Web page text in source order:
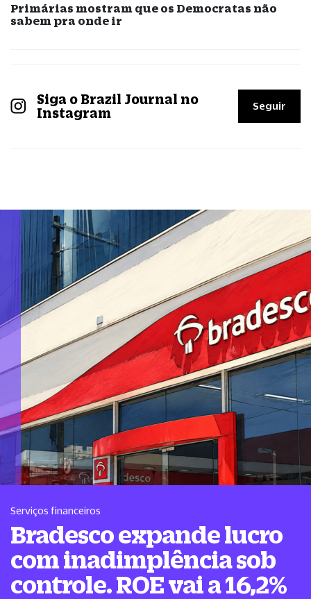
Primárias mostram que os Democratas não
sabem pra onde ir
Siga o Brazil Journal no
Instagram
Seguir
Serviços financeiros
Bradesco expande lucro
com inadimplência sob
controle. ROE vai a 16,2%